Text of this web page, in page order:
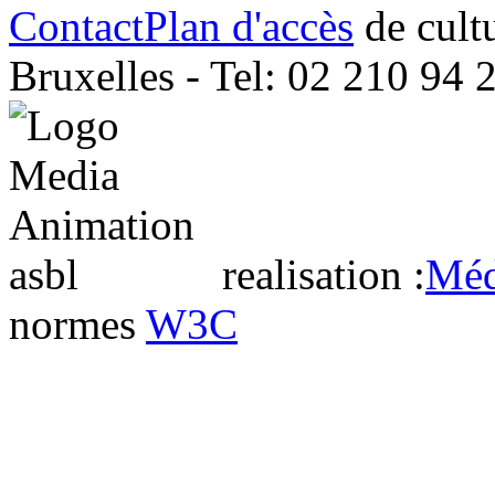
ContactPlan d'accès
Bruxelles - Tel: 02 210 94
realisation :
normes W3C